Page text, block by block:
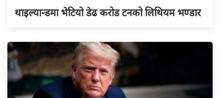
थाइल्यान्डमा भेटियो डेढ करोड टनको लिथियम भण्डार